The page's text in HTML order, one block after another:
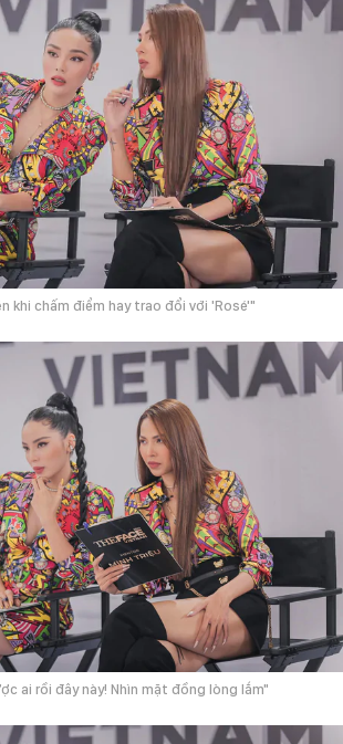
khi chấm điểm hay trao đổi với 'Rosé'"
ai rồi đây này! Nhìn mặt đồng lòng lắm"